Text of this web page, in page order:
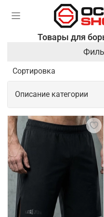
Товары для
Описание категории
борьбы
В борьбе основным
являются борцовки. Это
обеспечивающая
и поддержку стопы.
форма, которая плотно
движениям. Для защиты